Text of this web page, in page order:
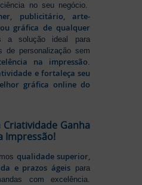
no seu negócio.
publicitário, arte-
gráfica de qualquer
a solução ideal para
de personalização sem
na impressão.
e fortaleça seu
gráfica online do
Criatividade Ganha
Impressão!
qualidade superior,
e prazos ágeispara
com excelência.